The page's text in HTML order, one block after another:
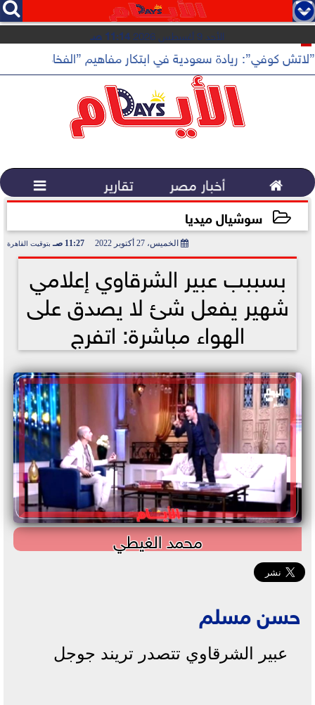
   
الأحد 9 أغسطس 2026 11:14 صـ
”لاتش كوفي”: ريادة سعودية في ابتكار مفاهيم ”الفخامة
 أخبار مصر تقارير 
سوشيال ميديا
الخميس، 27 أكتوبر 2022 11:27 صـ بتوقيت القاهرة
بسببب عبير الشرقاوي إعلامي
شهير يفعل شئ لا يصدق على
الهواء مباشرة: اتفرج
محمد الغيطي
حسن مسلم
عبير الشرقاوي تتصدر تريند جوجل